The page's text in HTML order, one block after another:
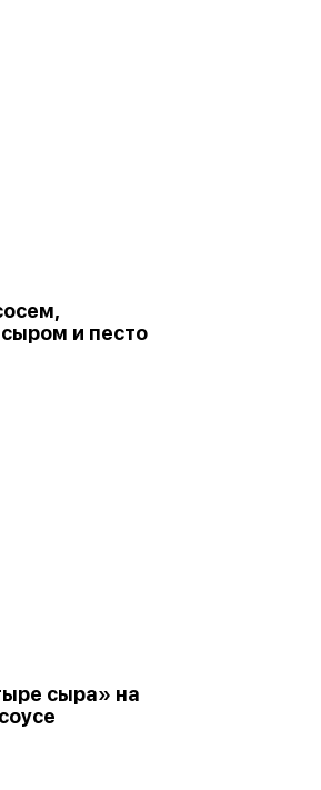
и песто
сыра» на